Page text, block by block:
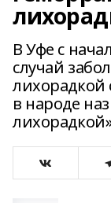
В Уфе с
случай
в народе